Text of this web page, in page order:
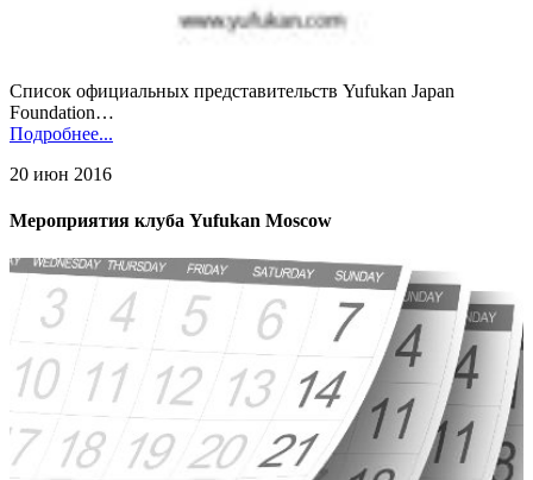
Список официальных представительств Yufukan Japan
Foundation…
Подробнее...
20 июн 2016
Мероприятия клуба Yufukan Moscow